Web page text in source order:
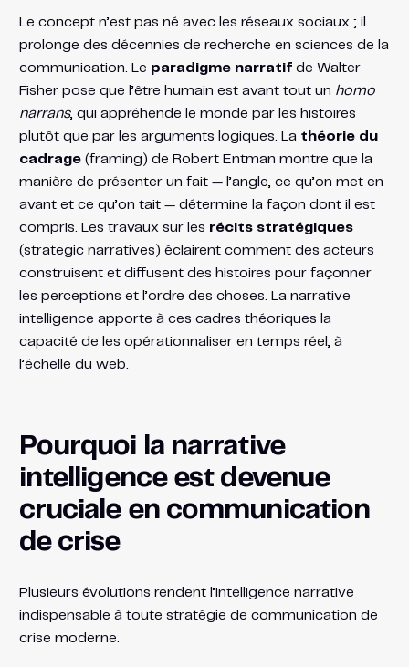
Le concept n’est pas né avec les réseaux sociaux ; il
prolonge des décennies de recherche en sciences de la
communication. Le paradigme narratifde Walter
Fisher pose que l’être humain est avant tout un homo
narrans, qui appréhende le monde par les histoires
plutôt que par les arguments logiques. La théorie du
cadrage(framing) de Robert Entman montre que la
manière de présenter un fait — l’angle, ce qu’on met en
avant et ce qu’on tait — détermine la façon dont il est
compris. Les travaux sur les récits stratégiques
(strategic narratives) éclairent comment des acteurs
construisent et diffusent des histoires pour façonner
les perceptions et l’ordre des choses. La narrative
intelligence apporte à ces cadres théoriques la
capacité de les opérationnaliser en temps réel, à
l’échelle du web.
Pourquoi la narrative
intelligence est devenue
cruciale en communication
de crise
Plusieurs évolutions rendent l’intelligence narrative
indispensable à toute stratégie de communication de
crise moderne.